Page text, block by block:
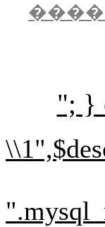
"; }